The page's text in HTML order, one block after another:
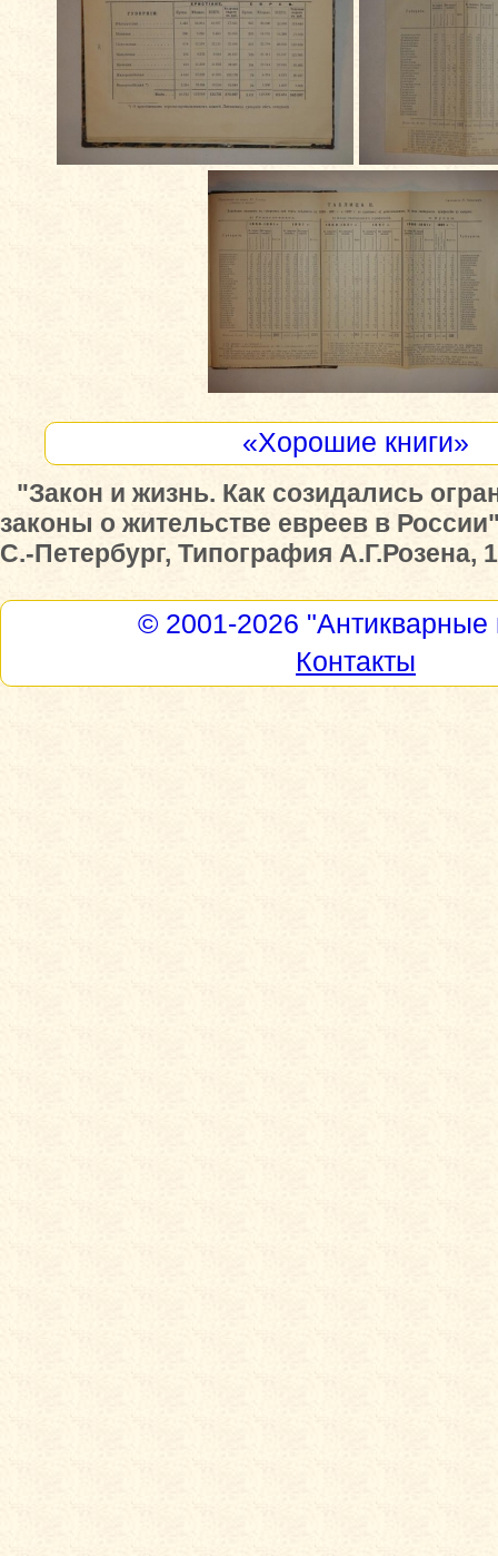
«Хорошие книги»
"Закон и жизнь. Как созидались
законы о жительстве евреев в
С.-Петербург, Типография А.Г.Розена,
© 2001-2026 "Антикварные
Контакты